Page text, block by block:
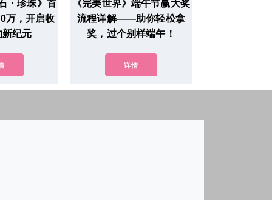
・珍珠》首
万，开启收
新纪元
《完美世界》端午节赢大奖
流程详解——助你轻松拿
奖，过个别样端午！
详情